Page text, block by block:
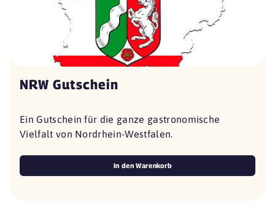
NRW Gutschein
Ein Gutschein für die ganze gastronomische
Vielfalt von Nordrhein-Westfalen.
In den Warenkorb